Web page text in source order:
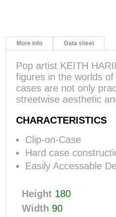
More info Data sheet
Pop artist KEITH
figures in the worlds
cases are not only
streetwise aesthetic
CHARACTERISTICS
Clip-on-Case
Hard case
Easily Accessable
Height 180
Width 90